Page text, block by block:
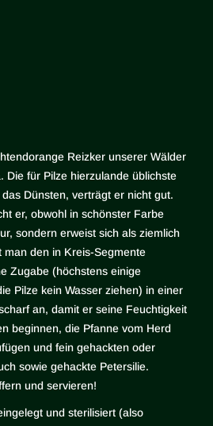
Reizker unserer Wälder
Die für Pilze hierzulande üblichste
Dünsten, verträgt er nicht gut.
er, obwohl in schönster Farbe
sondern erweist sich als ziemlich
den in Kreis-Segmente
Zugabe (höchstens einige
Pilze kein Wasser ziehen) in einer
an, damit er seine Feuchtigkeit
beginnen, die Pfanne vom Herd
und fein gehackten oder
sowie gehackte Petersilie.
und servieren!
und sterilisiert (also